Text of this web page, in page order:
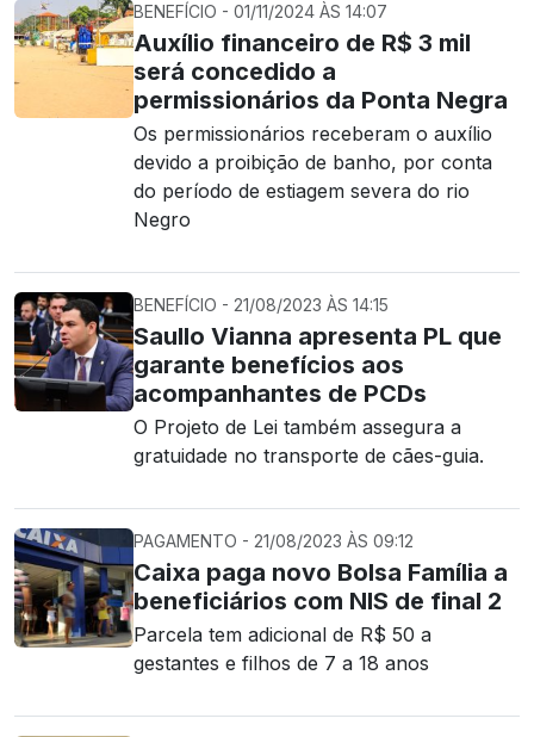
BENEFÍCIO - 01/11/2024 ÀS 14:07
Auxílio financeiro de R$ 3 mil
será concedido a
permissionários da Ponta Negra
Os permissionários receberam o auxílio
devido a proibição de banho, por conta
do período de estiagem severa do rio
Negro
BENEFÍCIO - 21/08/2023 ÀS 14:15
Saullo Vianna apresenta PL que
garante benefícios aos
acompanhantes de PCDs
O Projeto de Lei também assegura a
gratuidade no transporte de cães-guia.
PAGAMENTO - 21/08/2023 ÀS 09:12
Caixa paga novo Bolsa Família a
beneficiários com NIS de final 2
Parcela tem adicional de R$ 50 a
gestantes e filhos de 7 a 18 anos